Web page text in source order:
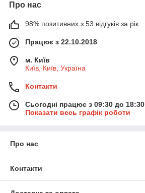
Про нас
98% позитивних з 53 відгуків за рік
Працює з 22.10.2018
м. Київ
Київ, Київ, Україна
Контакти
Сьогодні працює з 09:30 до 18:30
Показати весь графік роботи
Про нас
Контакти